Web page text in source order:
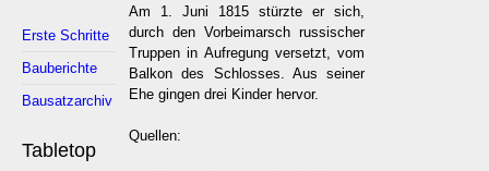
Erste Schritte
Bauberichte
Bausatzarchiv
Tabletop
Am 1. Juni 1815 stürzte er sich,
durch den Vorbeimarsch russischer
Truppen in Aufregung versetzt, vom
Balkon des Schlosses. Aus seiner
Ehe gingen drei Kinder hervor.
Quellen: